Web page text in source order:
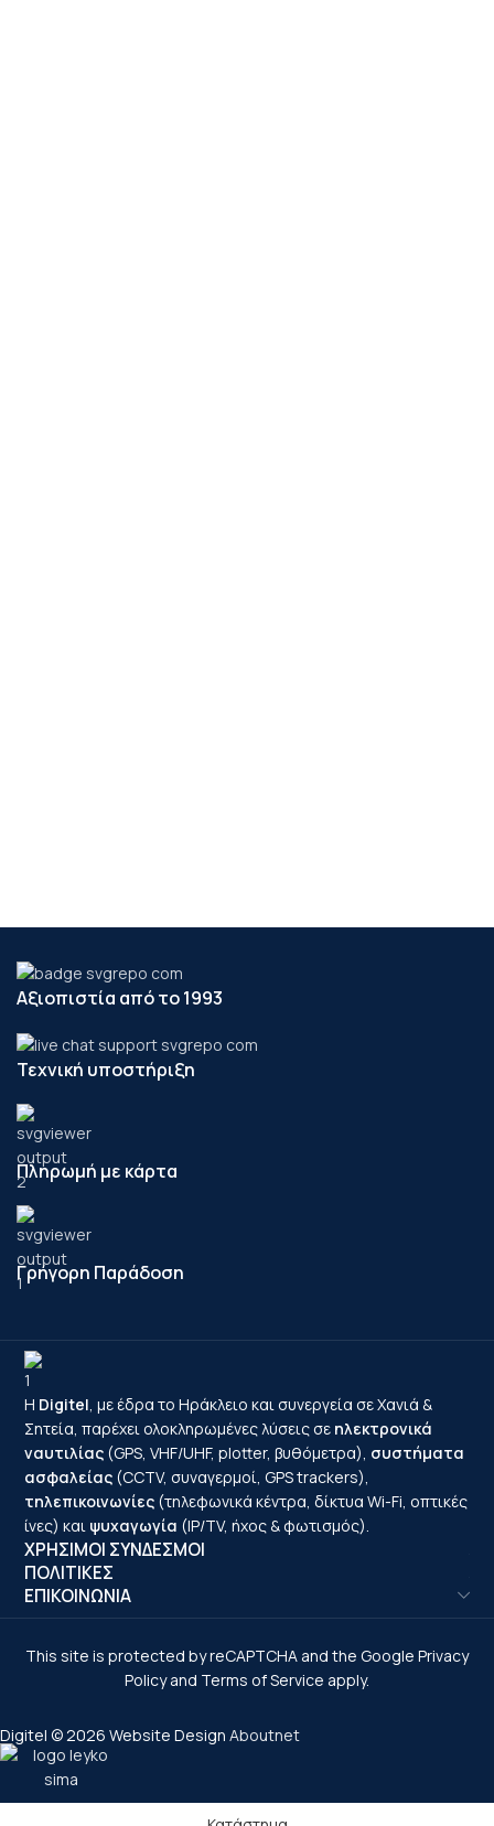
Αξιοπιστία από το 1993
Τεχνική υποστήριξη
Πληρωμή με κάρτα
Γρήγορη Παράδοση
Η Digitel, με έδρα το Ηράκλειο και συνεργεία σε Χανιά &
Σητεία, παρέχει ολοκληρωμένες λύσεις σε ηλεκτρονικά
ναυτιλίας (GPS, VHF/UHF, plotter, βυθόμετρα), συστήματα
ασφαλείας (CCTV, συναγερμοί, GPS trackers),
τηλεπικοινωνίες (τηλεφωνικά κέντρα, δίκτυα Wi-Fi, οπτικές
ίνες) και ψυχαγωγία (IP/TV, ήχος & φωτισμός).
ΧΡΗΣΙΜΟΙ ΣΥΝΔΕΣΜΟΙ
ΠΟΛΙΤΙΚΕΣ
ΕΠΙΚΟΙΝΩΝΙΑ
This site is protected by reCAPTCHA and the Google Privacy
Policyand Terms of Service apply.
Digitel © 2026 Website Design Aboutnet